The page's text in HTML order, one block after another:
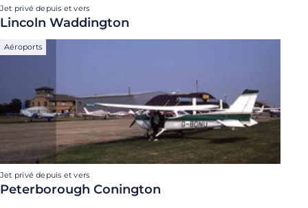
Jet privé depuis et vers
Lincoln Waddington
Aéroports
Jet privé depuis et vers
Peterborough Conington